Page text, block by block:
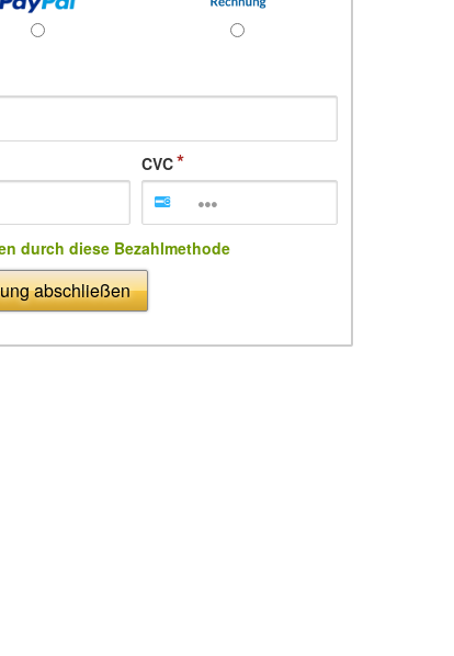
CVC
durch diese Bezahlmethode
abschließen